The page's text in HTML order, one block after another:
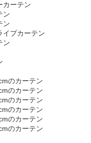
カーテン
ン
ン
イプカーテン
ン
のカーテン
のカーテン
のカーテン
のカーテン
のカーテン
のカーテン